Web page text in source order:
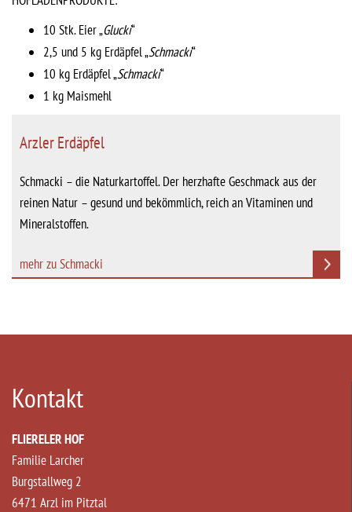
10 Stk. Eier „Glucki“
2,5 und 5 kg Erdäpfel „Schmacki“
10 kg Erdäpfel „Schmacki“
1 kg Maismehl
Arzler Erdäpfel
Schmacki – die Naturkartoffel. Der herzhafte Geschmack aus der
reinen Natur – gesund und bekömmlich, reich an Vitaminen und
Mineralstoffen.
mehr zu Schmacki
Kontakt
FLIERELER HOF
Familie Larcher
Burgstallweg 2
6471 Arzl im Pitztal